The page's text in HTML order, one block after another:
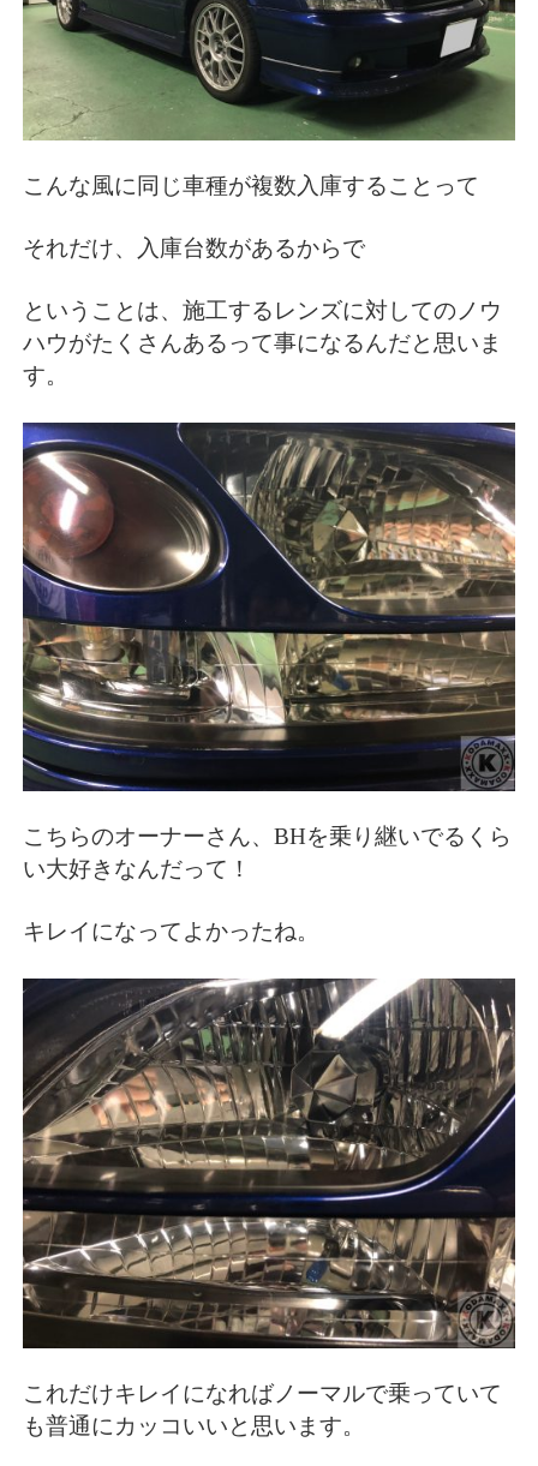
こんな風に同じ車種が複数入庫することって
それだけ、入庫台数があるからで
ということは、施工するレンズに対してのノウ
ハウがたくさんあるって事になるんだと思いま
す。
こちらのオーナーさん、BHを乗り継いでるくら
い大好きなんだって！
キレイになってよかったね。
これだけキレイになればノーマルで乗っていて
も普通にカッコいいと思います。